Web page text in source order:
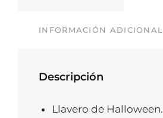
INFORMACIÓN ADICIONAL
Descripción
Llavero de Halloween.